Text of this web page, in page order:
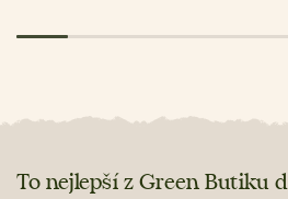
To nejlepší z Green Butiku